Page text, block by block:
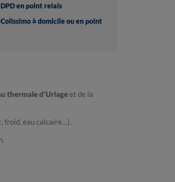
DPD en point relais
Colissimo à domicile ou en point
thermale d'Uriageet de la
froid, eau calcaire…).